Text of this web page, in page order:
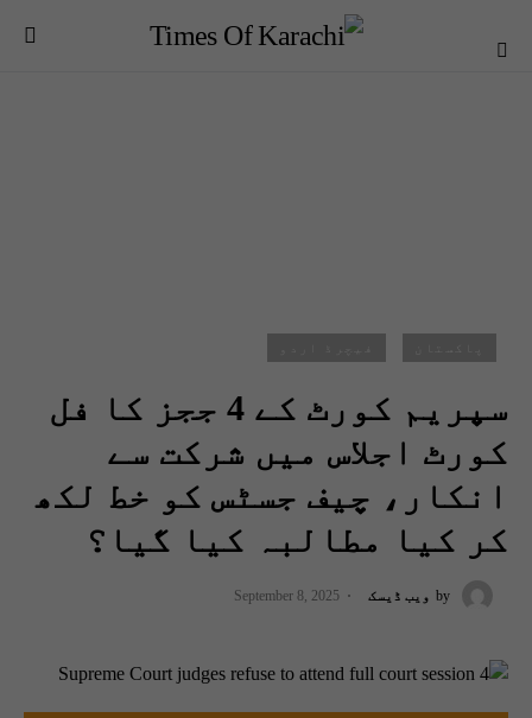
سپریم کورٹ کے 4 ججز کا فل
کورٹ اجلاس میں شرکت سے
انکار، چیف جسٹس کو خط لکھ
کر کیا مطالبہ کیا گیا؟
by ویب ڈیسک September 8, 2025